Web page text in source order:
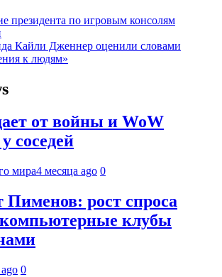
президента по игровым консолям
Кайли Дженнер оценили словами
к людям»
от войны и WoW
соседей
мира4 месяца ago 0
Пименов: рост спроса
клубы
0